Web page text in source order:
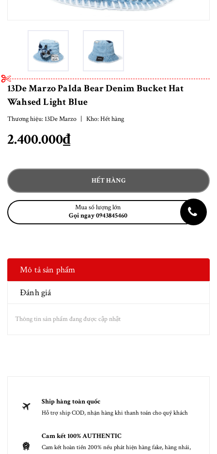
13De Marzo Palda Bear Denim Bucket Hat
Wahsed Light Blue
Thương hiệu: 13De Marzo Kho:Hết hàng
2.400.000₫
HẾT HÀNG
Mua số lượng lớn
Gọi ngay 0943845460
Mô tả sản phẩm
Đánh giá
Thông tin sản phẩm đang được cập nhật
Ship hàng toàn quốc
Hỗ trợ ship COD, nhận hàng khi thanh toán cho quý khách
Cam kết 100% AUTHENTIC
Cam kết hoàn tiền 200% nếu phát hiện hàng fake, hàng nhái,